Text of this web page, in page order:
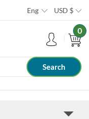
Eng USD $
0